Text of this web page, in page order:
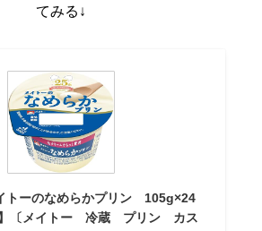
てみる↓
ーのなめらかプリン 105g×24
】〔メイトー 冷蔵 プリン カス